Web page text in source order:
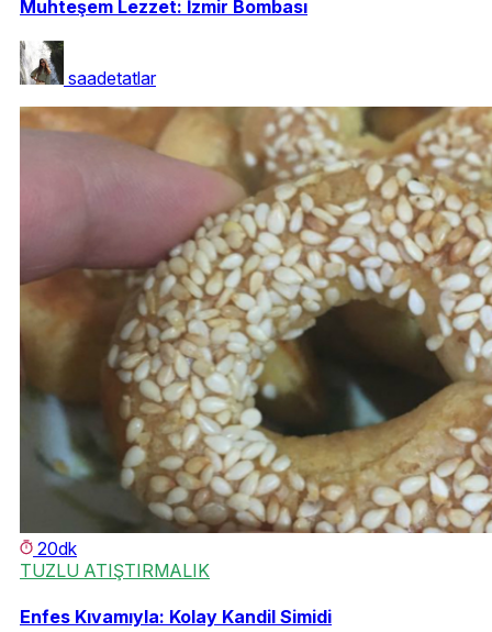
Muhteşem Lezzet: İzmir Bombası
saadetatlar
20dk
TUZLU ATIŞTIRMALIK
Enfes Kıvamıyla: Kolay Kandil Simidi